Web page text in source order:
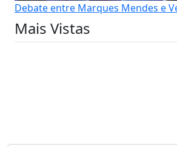
Debate entre Marques Mendes e
Mais Vistas